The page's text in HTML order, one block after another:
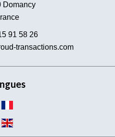
Domancy
91 58 26
transactions.com